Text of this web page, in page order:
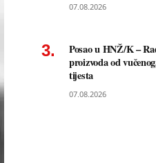
07.08.2026
Posao u HNŽ/K –
proizvoda od
tijesta
07.08.2026